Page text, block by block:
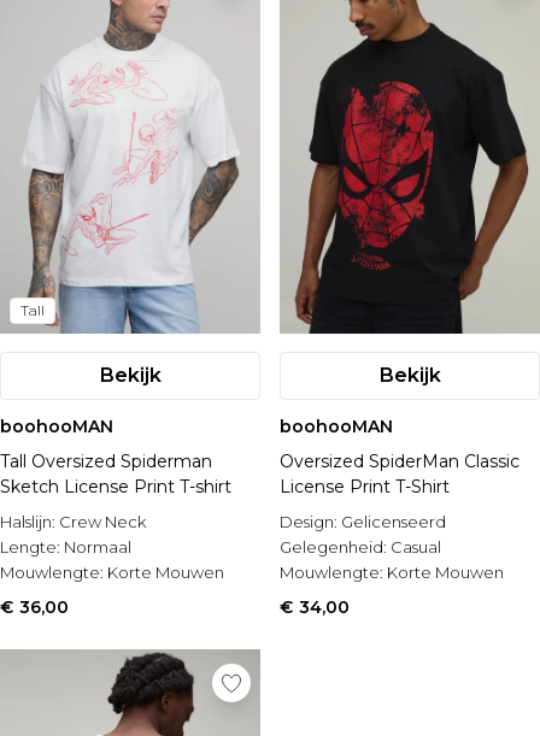
Tall
Bekijk
boohooMAN
Tall Oversized Spiderman
Sketch License Print T-shirt
Halslijn: Crew Neck
Lengte: Normaal
Mouwlengte: Korte Mouwen
€ 36,00
Bekijk
boohooMAN
Oversized SpiderMan Classic
License Print T-Shirt
Design: Gelicenseerd
Gelegenheid: Casual
Mouwlengte: Korte Mouwen
€ 34,00